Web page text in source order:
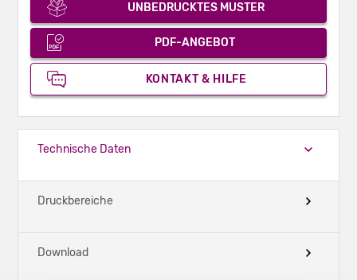
UNBEDRUCKTES MUSTER
PDF-ANGEBOT
KONTAKT & HILFE
Technische Daten
Druckbereiche
Download